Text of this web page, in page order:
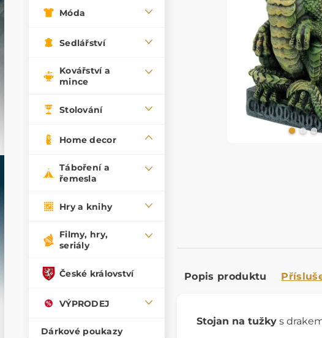
Móda
Sedlářství
Kovářství a
mince
Stolování
Home decor
Táboření a
řemesla
Hry a knihy
Filmy, hry,
seriály
České království
VÝPRODEJ
Dárkové poukazy
Popis produktu
Stojan na tužky s